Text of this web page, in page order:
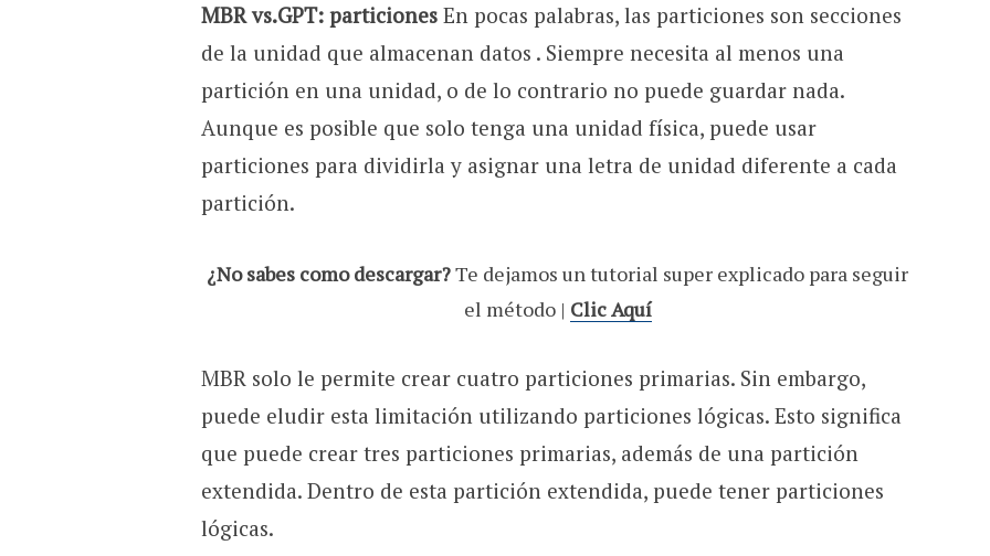
MBR vs.GPT: particionesEn pocas palabras, las particiones son secciones
de la unidad que almacenan datos . Siempre necesita al menos una
partición en una unidad, o de lo contrario no puede guardar nada.
Aunque es posible que solo tenga una unidad física, puede usar
particiones para dividirla y asignar una letra de unidad diferente a cada
partición.
¿No sabes como descargar?Te dejamos un tutorial super explicado para seguir
el método | Clic Aquí
MBR solo le permite crear cuatro particiones primarias. Sin embargo,
puede eludir esta limitación utilizando particiones lógicas. Esto significa
que puede crear tres particiones primarias, además de una partición
extendida. Dentro de esta partición extendida, puede tener particiones
lógicas.